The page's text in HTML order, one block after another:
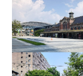
旅
遊
書
作